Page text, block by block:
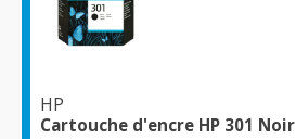
HP
Cartouche d'encre HP 301 Noir